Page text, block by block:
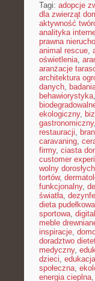
Tagi: adopcje
dla zwierząt
aktywność
analityka
prawna
animal rescue,
oświetlenia,
aranżacje
architektura
danych,
behawiorystyka,
ekologiczny,
gastronomiczny,
restauracji,
caravaning,
firmy, ciasta
customer
wolny dorosłych
tortów,
funkcjonalny,
światła,
dieta pudełkowa
sportowa,
meble
inspiracje,
doradztwo
medyczny,
dzieci,
społeczna,
energia cieplna,